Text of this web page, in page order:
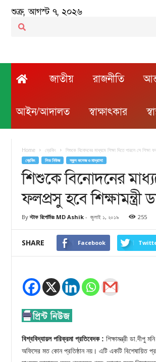
শুক্র, আগস্ট ৭, ২০২৬
জাতীয় রাজনীতি
আইন/আদালত স্বাক্ষাৎকার
Home ব্রেকিং শিশুকে বিনোদনের মাধ্যমে শিক্ষা দিতে পারলে সে শিক্ষা
ব্রেকিং লিড নিউজ স্কুল কলেজ ও মাদ্রাসা
শিশুকে বিনোদনের
ফলপ্রসু হবে
By স্টাফ রিপোর্টারঃ MD Ashik - জুলাই ১, ২০১৯ 255
SHARE Facebook
বিশ্ববিদ্যায়ল পরিক্রমা প্রতিবেদক : শিক্ষামন্ত্রী ডা.দীপু
অফিসের মত কোন প্রতিষ্ঠান নয়। এটি একটি বিশেষায়িত